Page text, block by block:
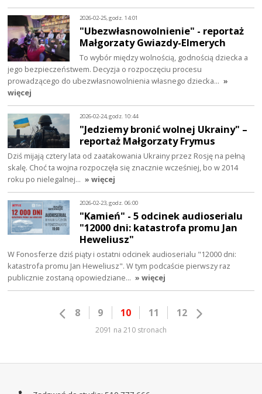
2026-02-25, godz. 14:01
"Ubezwłasnowolnienie" - reportaż
Małgorzaty Gwiazdy-Elmerych
To wybór między wolnością, godnością dziecka a
jego bezpieczeństwem. Decyzja o rozpoczęciu procesu
prowadzącego do ubezwłasnowolnienia własnego dziecka… »
więcej
2026-02-24, godz. 10:44
"Jedziemy bronić wolnej Ukrainy" –
reportaż Małgorzaty Frymus
Dziś mijają cztery lata od zaatakowania Ukrainy przez Rosję na pełną
skalę. Choć ta wojna rozpoczęła się znacznie wcześniej, bo w 2014
roku po nielegalnej… » więcej
2026-02-23, godz. 06:00
"Kamień" - 5 odcinek audioserialu
"12000 dni: katastrofa promu Jan
Heweliusz"
W Fonosferze dziś piąty i ostatni odcinek audioserialu "12000 dni:
katastrofa promu Jan Heweliusz". W tym podcaście pierwszy raz
publicznie zostaną opowiedziane… » więcej
8 9 10 11 12
2091 na 210 stronach